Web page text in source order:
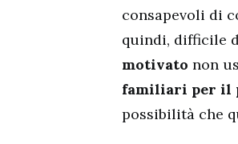
consapevoli di
quindi, difficile
motivato non
familiari per il
possibilità che